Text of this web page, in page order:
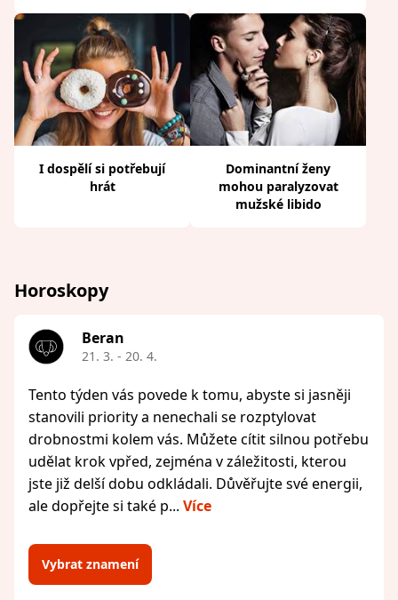
I dospělí si potřebují
hrát
Dominantní ženy
mohou paralyzovat
mužské libido
Horoskopy
Beran
21. 3. - 20. 4.
Tento týden vás povede k tomu, abyste si jasněji
stanovili priority a nenechali se rozptylovat
drobnostmi kolem vás. Můžete cítit silnou potřebu
udělat krok vpřed, zejména v záležitosti, kterou
jste již delší dobu odkládali. Důvěřujte své energii,
ale dopřejte si také p... Více
Vybrat znamení